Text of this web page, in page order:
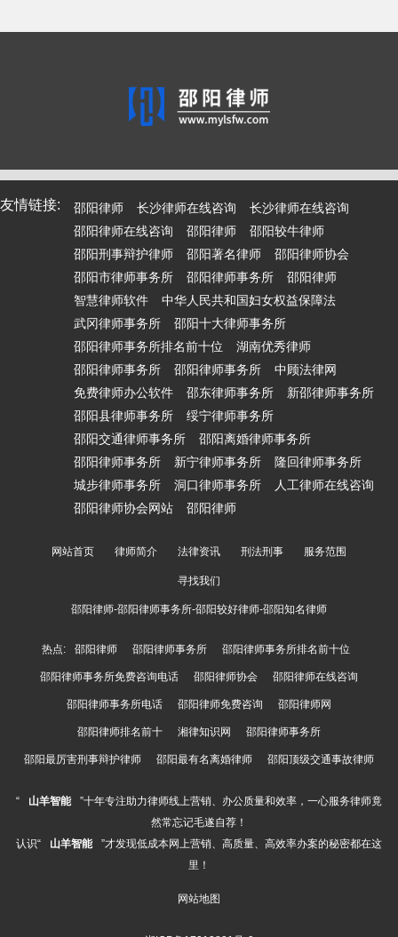
友情链接: 邵阳律师 长沙律师在线咨询
长沙律师在线咨询
邵阳律师在线咨询
邵阳律师
邵阳较牛律师
邵阳刑事辩护律师
邵阳著名律师
邵阳律师协会
邵阳市律师事务所
邵阳律师事务所
邵阳律师
智慧律师软件
中华人民共和国妇女权益保障法
武冈律师事务所
邵阳十大律师事务所
邵阳律师事务所排名前十位
湖南优秀律师
邵阳律师事务所
邵阳律师事务所
中顾法律网
免费律师办公软件
邵东律师事务所
新邵律师事务所
邵阳县律师事务所
绥宁律师事务所
邵阳交通律师事务所
邵阳离婚律师事务所
邵阳律师事务所
新宁律师事务所
隆回律师事务所
城步律师事务所
洞口律师事务所
人工律师在线咨询
邵阳律师协会网站
邵阳律师
网站首页 律师简介 法律资讯 刑法刑事 服务范围
寻找我们
邵阳律师-邵阳律师事务所-邵阳较好律师-邵阳知名律师
热点: 邵阳律师 邵阳律师事务所 邵阳律师事务所排名前十位
邵阳律师事务所免费咨询电话 邵阳律师协会 邵阳律师在线咨询
邵阳律师事务所电话 邵阳律师免费咨询 邵阳律师网
邵阳律师排名前十 湘律知识网 邵阳律师事务所
邵阳最厉害刑事辩护律师 邵阳最有名离婚律师 邵阳顶级交通事故律师
“ 山羊智能
”十年专注助力律师线上营销、办公质量和效率，一心服务律师竟
然常忘记毛遂自荐！
认识“
山羊智能
”才发现低成本网上营销、高质量、高效率办案的秘密都在这
里！
网站地图